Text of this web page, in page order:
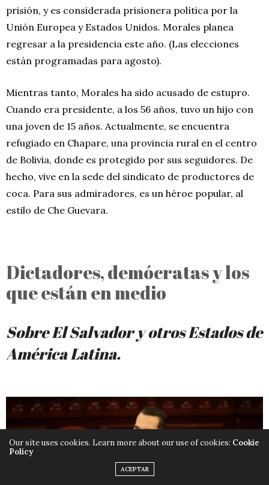
prisión, y es considerada prisionera política por la
Unión Europea y Estados Unidos. Morales planea
regresar a la presidencia este año. (Las elecciones
están programadas para agosto).
Mientras tanto, Morales ha sido acusado de estupro.
Cuando era presidente, a los 56 años, tuvo un hijo con
una joven de 15 años. Actualmente, se encuentra
refugiado en Chapare, una provincia rural en el centro
de Bolivia, donde es protegido por sus seguidores. De
hecho, vive en la sede del sindicato de productores de
coca. Para sus admiradores, es un héroe popular, al
estilo de Che Guevara.
Dictadores, demócratas y los
que están en medio
Sobre El Salvador y otros Estados de
América Latina.
Our site uses cookies. Learn more about our use of cookies: Cookie
Policy
ACEPTAR